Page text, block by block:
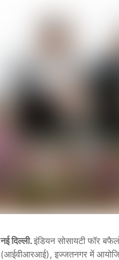
नई दिल्ली.इंडियन सोसायटी फॉर
(आईवीआरआई), इज्जतनगर में